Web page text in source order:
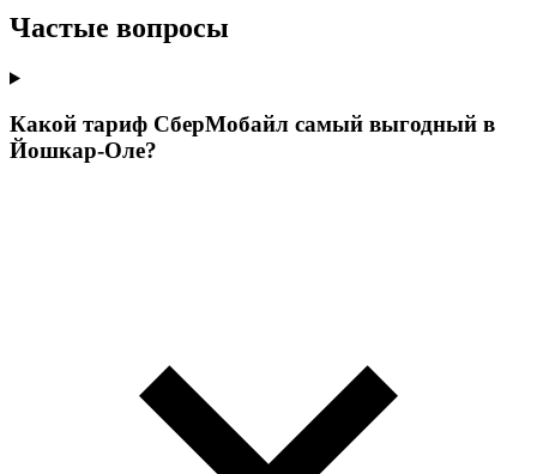
Частые вопросы
Какой тариф СберМобайл самый выгодный в
Йошкар-Оле?